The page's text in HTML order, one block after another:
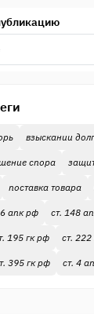
взыскании
спора
поставка товара
апк рф ст. 148
195 гк рф ст.
395 гк рф ст. 4